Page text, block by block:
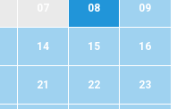
08 09
14 15 16
21 22 23